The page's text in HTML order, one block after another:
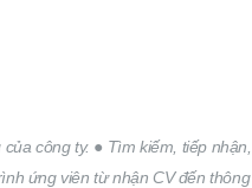
sàng lọc và kiểm
ứng viên từ nhận CV đến